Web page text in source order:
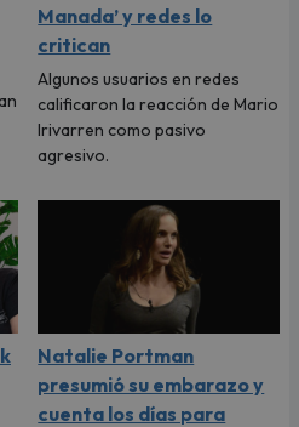
Manada’ y redes lo
critican
Algunos usuarios en redes
calificaron la reacción de Mario
Irivarren como pasivo
agresivo.
Natalie Portman
presumió su embarazo y
cuenta los días para